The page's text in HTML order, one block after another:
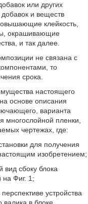
или других
и веществ
клейкость,
окрашивающие
и так далее.
не связана с
то
срока.
настоящего
основе описания
варианта
многослойной пленки,
чертежах, где:
для получения
изобретением;
вид сбоку блока
на Фиг. 1;
устройства